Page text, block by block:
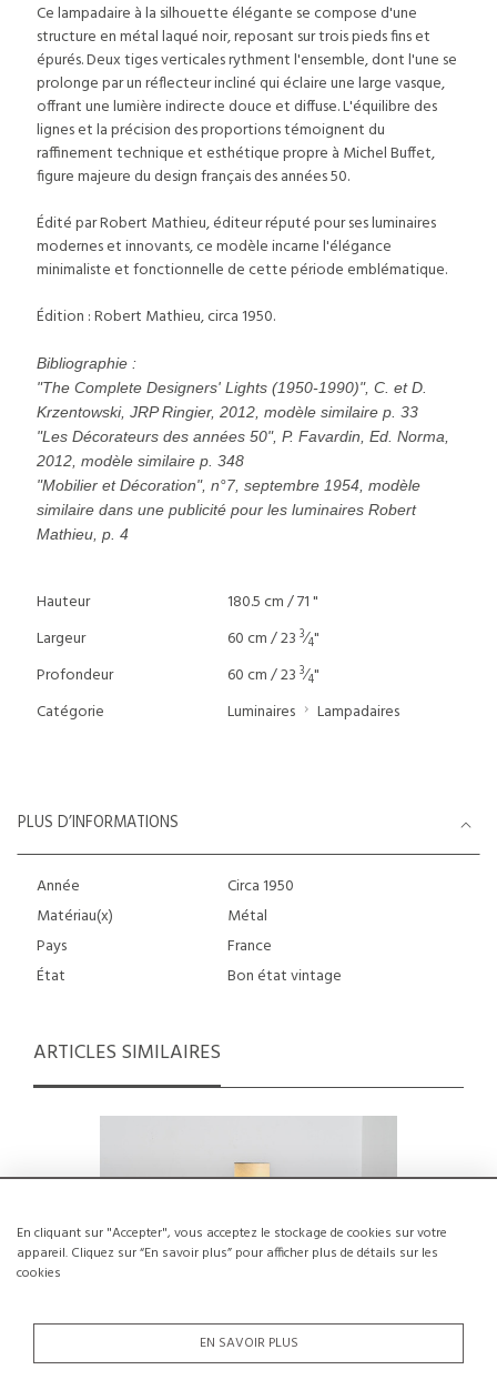
En cliquant sur "Accepter", vous acceptez le stockage de cookies sur votre
appareil. Cliquez sur “En savoir plus” pour afficher plus de détails sur les
cookies
EN SAVOIR PLUS
Ce lampadaire à la silhouette élégante se compose d'une
structure en métal laqué noir, reposant sur trois pieds fins et
épurés. Deux tiges verticales rythment l'ensemble, dont l'une se
prolonge par un réflecteur incliné qui éclaire une large vasque,
offrant une lumière indirecte douce et diffuse. L'équilibre des
lignes et la précision des proportions témoignent du
raffinement technique et esthétique propre à Michel Buffet,
figure majeure du design français des années 50.
Édité par Robert Mathieu, éditeur réputé pour ses luminaires
modernes et innovants, ce modèle incarne l'élégance
minimaliste et fonctionnelle de cette période emblématique.
Édition : Robert Mathieu, circa 1950.
Bibliographie :
"The Complete Designers' Lights (1950-1990)", C. et D.
Krzentowski, JRP Ringier, 2012, modèle similaire p. 33
"Les Décorateurs des années 50", P. Favardin, Ed. Norma,
2012, modèle similaire p. 348
"Mobilier et Décoration", n°7, septembre 1954, modèle
similaire dans une publicité pour les luminaires Robert
Mathieu, p. 4
Hauteur
180.5 cm / 71 "
Largeur
60 cm / 23 3⁄4"
Profondeur
60 cm / 23 3⁄4"
Catégorie
Luminaires Lampadaires
PLUS D’INFORMATIONS
Année
Circa 1950
Matériau(x)
Métal
Pays
France
État
Bon état vintage
ARTICLES SIMILAIRES